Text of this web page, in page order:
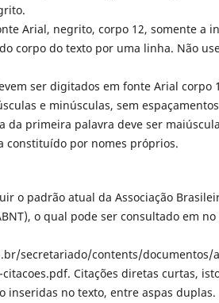
Arial, negrito, corpo 12, somente a
corpo do texto por uma linha. Não
ser digitados em fonte Arial corpo
e minúsculas, sem
da primeira palavra deve ser
constituído por nomes próprios.
o padrão atual da Associação
o qual pode ser consultado em no
secretariado/contents/documentos/
Citações diretas curtas,
inseridas no texto, entre aspas duplas.